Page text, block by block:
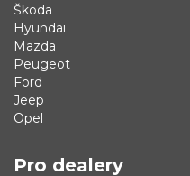
Škoda
Hyundai
Mazda
Peugeot
Ford
Jeep
Opel
Pro dealery